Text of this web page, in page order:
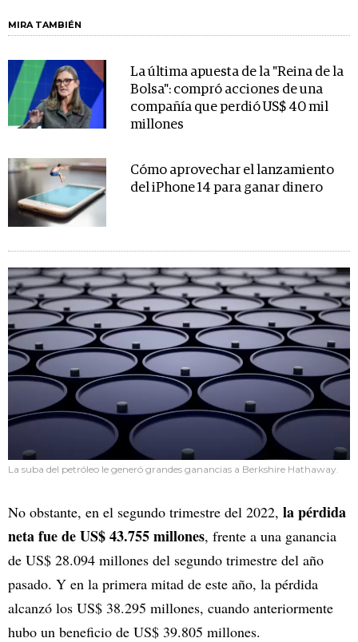
MIRA TAMBIÉN
La última apuesta de la "Reina de la
Bolsa": compró acciones de una
compañía que perdió US$ 40 mil
millones
Cómo aprovechar el lanzamiento
del iPhone 14 para ganar dinero
La suba del petróleo le generó grandes ganancias a Berkshire Hathaway.
No obstante, en el segundo trimestre del 2022, la pérdida
neta fue de US$ 43.755 millones, frente a una ganancia
de US$ 28.094 millones del segundo trimestre del año
pasado. Y en la primera mitad de este año, la pérdida
alcanzó los US$ 38.295 millones, cuando anteriormente
hubo un beneficio de US$ 39.805 millones.